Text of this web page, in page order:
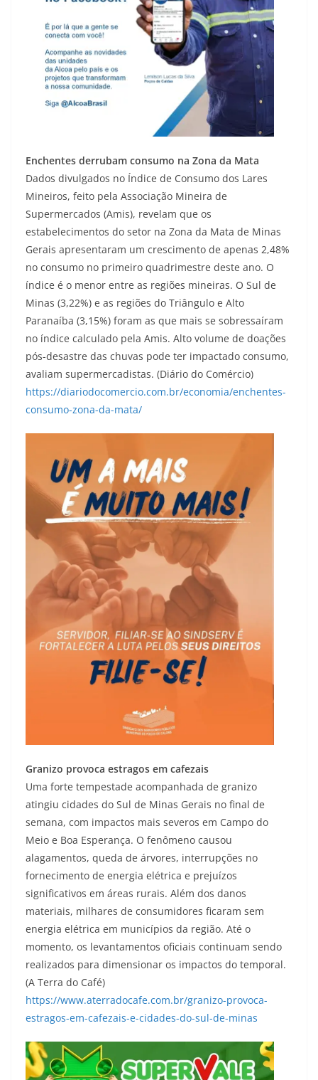
Enchentes derrubam consumo na Zona da Mata
Dados divulgados no Índice de Consumo dos Lares
Mineiros, feito pela Associação Mineira de
Supermercados (Amis), revelam que os
estabelecimentos do setor na Zona da Mata de Minas
Gerais apresentaram um crescimento de apenas 2,48%
no consumo no primeiro quadrimestre deste ano. O
índice é o menor entre as regiões mineiras. O Sul de
Minas (3,22%) e as regiões do Triângulo e Alto
Paranaíba (3,15%) foram as que mais se sobressaíram
no índice calculado pela Amis. Alto volume de doações
pós-desastre das chuvas pode ter impactado consumo,
avaliam supermercadistas. (Diário do Comércio)
https://diariodocomercio.com.br/economia/enchentes-
consumo-zona-da-mata/
Granizo provoca estragos em cafezais
Uma forte tempestade acompanhada de granizo
atingiu cidades do Sul de Minas Gerais no final de
semana, com impactos mais severos em Campo do
Meio e Boa Esperança. O fenômeno causou
alagamentos, queda de árvores, interrupções no
fornecimento de energia elétrica e prejuízos
significativos em áreas rurais. Além dos danos
materiais, milhares de consumidores ficaram sem
energia elétrica em municípios da região. Até o
momento, os levantamentos oficiais continuam sendo
realizados para dimensionar os impactos do temporal.
(A Terra do Café)
https://www.aterradocafe.com.br/granizo-provoca-
estragos-em-cafezais-e-cidades-do-sul-de-minas